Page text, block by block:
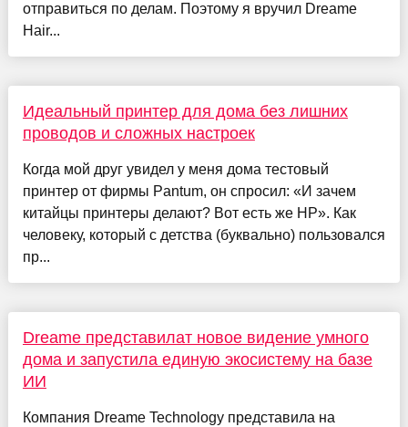
отправиться по делам. Поэтому я вручил Dreame
Hair...
Идеальный принтер для дома без лишних
проводов и сложных настроек
Когда мой друг увидел у меня дома тестовый
принтер от фирмы Pantum, он спросил: «И зачем
китайцы принтеры делают? Вот есть же HP». Как
человеку, который с детства (буквально) пользовался
пр...
Dreame представилат новое видение умного
дома и запустила единую экосистему на базе
ИИ
Компания Dreame Technology представила на